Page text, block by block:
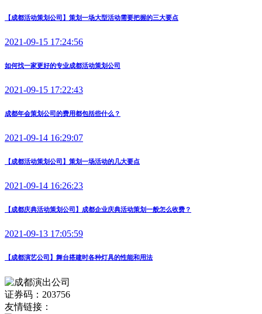
【成都活动策划公司】策划一场大型活动需要把握的三大要点
2021-09-15 17:24:56
如何找一家更好的专业成都活动策划公司
2021-09-15 17:22:43
成都年会策划公司的费用都包括些什么？
2021-09-14 16:29:07
【成都活动策划公司】策划一场活动的几大要点
2021-09-14 16:26:23
【成都庆典活动策划公司】成都企业庆典活动策划一般怎么收费？
2021-09-13 17:05:59
【成都演艺公司】舞台搭建时各种灯具的性能和用法
证券码：203756
友情链接：